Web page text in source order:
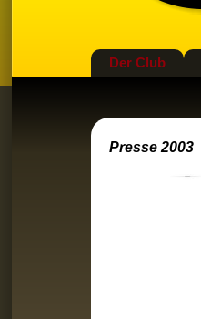
Der Club
Presse 2003